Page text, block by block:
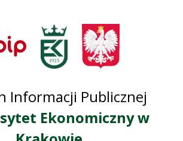
Przejdź do
menu
Przejdź do treści
Przejdź do mapy
serwisu
Informacji Publicznej
Ekonomiczny w